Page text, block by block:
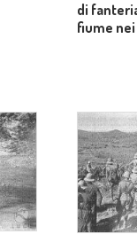
di
fiume